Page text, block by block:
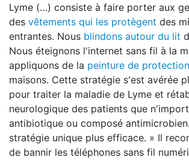
Lyme (…) consiste à faire porter aux
des vêtements qui les protègent des
entrantes. Nous blindons autour du lit
Nous éteignons l'internet sans fil à la
appliquons de la peinture de protection
maisons. Cette stratégie s'est avérée
pour traiter la maladie de Lyme et
neurologique des patients que
antibiotique ou composé
stratégie unique plus efficace. » Il
de bannir les téléphones sans fil